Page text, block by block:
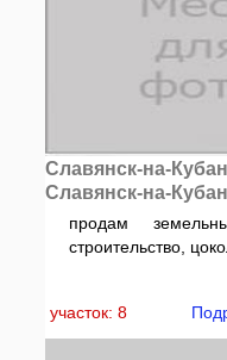
Славянск-на-
Славянск-на-
продам
строительство,
участок: 8